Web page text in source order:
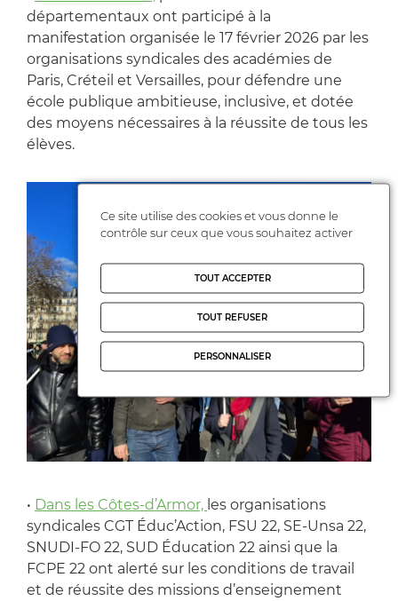
départementaux ont participé à la
manifestation organisée le 17 février 2026 par les
organisations syndicales des académies de
Paris, Créteil et Versailles, pour défendre une
école publique ambitieuse, inclusive, et dotée
des moyens nécessaires à la réussite de tous les
élèves.
• Dans les Côtes-d’Armor, les organisations
syndicales CGT Éduc’Action, FSU 22, SE-Unsa 22,
SNUDI-FO 22, SUD Éducation 22 ainsi que la
FCPE 22 ont alerté sur les conditions de travail
et de réussite des missions d’enseignement
Ce site utilise des cookies et vous donne le
contrôle sur ceux que vous souhaitez activer
TOUT ACCEPTER
TOUT REFUSER
PERSONNALISER